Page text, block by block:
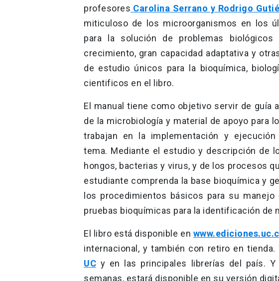
profesores Carolina Serrano y Rodrigo
miticuloso de los microorganismos en los
para la solución de problemas
crecimiento, gran capacidad adaptativa y
de estudio únicos para la bioquímica,
cientificos en el libro.
El manual tiene como objetivo servir de guía
de la microbiología y material de apoyo para
trabajan en la implementación y
tema. Mediante el estudio y descripción de
hongos, bacterias y virus, y de los procesos
estudiante comprenda la base bioquímica y
los procedimientos básicos para su
pruebas bioquímicas para la identificación de
El libro está disponible en
internacional, y también con retiro en
UC y en las principales librerías del país.
semanas, estará disponible en su versión